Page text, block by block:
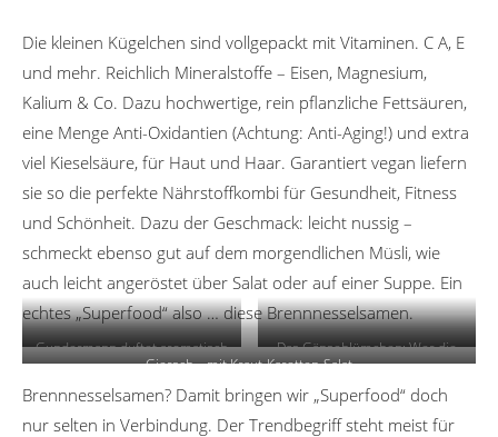
Die kleinen Kügelchen sind vollgepackt mit Vitaminen. C A, E
und mehr. Reichlich Mineralstoffe – Eisen, Magnesium,
Kalium & Co. Dazu hochwertige, rein pflanzliche Fettsäuren,
eine Menge Anti-Oxidantien (Achtung: Anti-Aging!) und extra
viel Kieselsäure, für Haut und Haar. Garantiert vegan liefern
sie so die perfekte Nährstoffkombi für Gesundheit, Fitness
und Schönheit. Dazu der Geschmack: leicht nussig –
schmeckt ebenso gut auf dem morgendlichen Müsli, wie
auch leicht angeröstet über Salat oder auf einer Suppe. Ein
echtes „Superfood“ also … diese Brennnesselsamen.
Gundermann duftet aromatisch
Das Gänseblümchen: Wer die
ersten drei isst, bleibt angeblich
das ganze Jahr gesund.
Giersch – mit Kraut-Karotten-Salat
Brennnesselsamen? Damit bringen wir „Superfood“ doch
nur selten in Verbindung. Der Trendbegriff steht meist für